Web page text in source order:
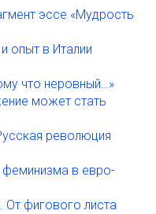
эссе «Мудрость
опыт в Италии
что неровный…»
может стать
революция
феминизма в евро-
От фигового листа